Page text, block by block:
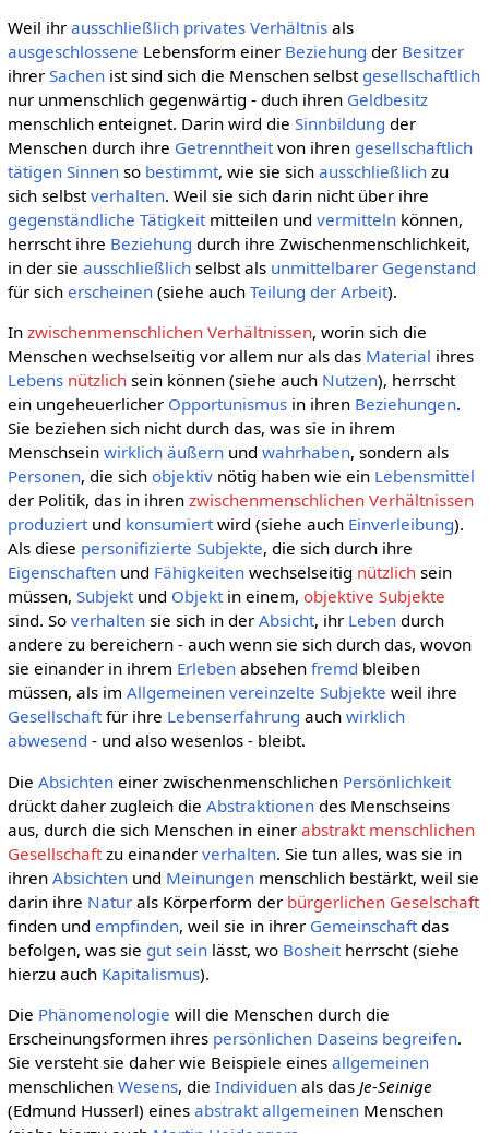
Weil ihr ausschließlich privates Verhältnisals
ausgeschlossene Lebensform einer Beziehung der Besitzer
ihrer Sachenist sind sich die Menschen selbst gesellschaftlich
nur unmenschlich gegenwärtig - duch ihren Geldbesitz
menschlich enteignet. Darin wird die Sinnbildung der
Menschen durch ihre Getrenntheitvon ihren gesellschaftlich
tätigen Sinnenso bestimmt, wie sie sich ausschließlichzu
sich selbstverhalten. Weil sie sich darin nicht über ihre
gegenständliche Tätigkeitmitteilen und vermittelnkönnen,
herrscht ihre Beziehung durch ihre Zwischenmenschlichkeit,
in der sie ausschließlichselbst als unmittelbarer Gegenstand
für sich erscheinen(siehe auch Teilung der Arbeit).
In zwischenmenschlichen Verhältnissen, worin sich die
Menschen wechselseitig vor allem nur als das Material ihres
Lebens nützlichsein können (siehe auch Nutzen), herrscht
ein ungeheuerlicher Opportunismusin ihren Beziehungen.
Sie beziehen sich nicht durch das, was sie in ihrem
Menschsein wirklich äußernund wahrhaben, sondern als
Personen, die sich objektivnötig haben wie ein Lebensmittel
der Politik, das in ihren zwischenmenschlichen Verhältnissen
produziertund konsumiertwird (siehe auch Einverleibung).
Als diese personifizierte Subjekte, die sich durch ihre
Eigenschaftenund Fähigkeitenwechselseitig nützlichsein
müssen, Subjektund Objektin einem, objektive Subjekte
sind. So verhaltensie sich in der Absicht, ihr Lebendurch
andere zu bereichern - auch wenn sie sich durch das, wovon
sie einander in ihrem Erlebenabsehen fremd bleiben
müssen, als im Allgemeinen vereinzelte Subjekte weil ihre
Gesellschaftfür ihre Lebenserfahrung auch wirklich
abwesend - und also wesenlos - bleibt.
Die Absichteneiner zwischenmenschlichen Persönlichkeit
drückt daher zugleich die Abstraktionendes Menschseins
aus, durch die sich Menschen in einer abstrakt menschlichen
Gesellschaftzu einander verhalten. Sie tun alles, was sie in
ihren Absichtenund Meinungenmenschlich bestärkt, weil sie
darin ihre Naturals Körperform der bürgerlichen Geselschaft
finden und empfinden, weil sie in ihrer Gemeinschaftdas
befolgen, was sie gut seinlässt, wo Bosheitherrscht (siehe
hierzu auch Kapitalismus).
Die Phänomenologie will die Menschen durch die
Erscheinungsformen ihres persönlichen Daseins begreifen.
Sie versteht sie daher wie Beispiele eines allgemeinen
menschlichen Wesens, die Individuenals das Je-Seinige
(Edmund Husserl) eines abstrakt allgemeinenMenschen